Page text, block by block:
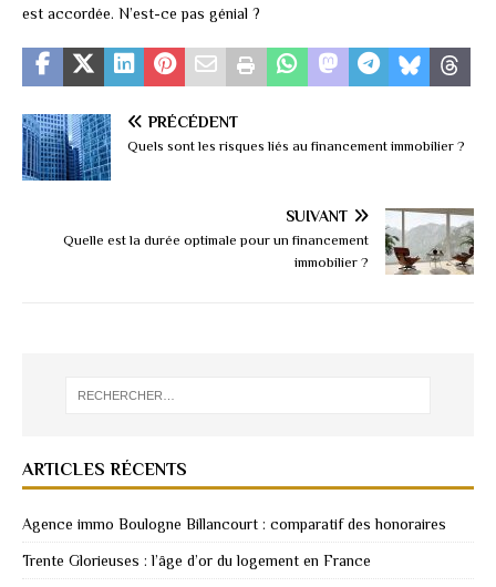
est accordée. N’est-ce pas génial ?
PRÉCÉDENT
Quels sont les risques liés au financement immobilier ?
SUIVANT
Quelle est la durée optimale pour un financement
immobilier ?
ARTICLES RÉCENTS
Agence immo Boulogne Billancourt : comparatif des honoraires
Trente Glorieuses : l’âge d’or du logement en France